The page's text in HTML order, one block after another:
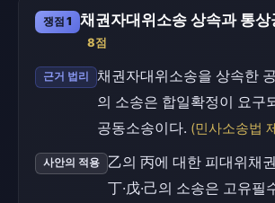
쟁점 1 채권자대위소송 상속과 통상
8점
근거 법리
채권자대위소송을 상속한
의 소송은 합일확정이 요구
공동소송이다. (민사소송법
사안의 적용
乙의 丙에 대한 피대위채
丁·戊·己의 소송은 고유필